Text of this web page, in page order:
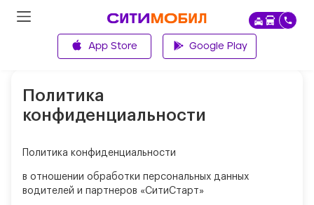
App Store Google Play
Политика
конфиденциальности
Политика конфиденциальности
в отношении обработки персональных данных
водителей и партнеров «СитиСтарт»